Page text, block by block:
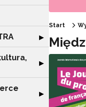
Rozwiń sekcję
▶
Rozwiń sekcję
▶
Rozwiń sekcję
▶
Start